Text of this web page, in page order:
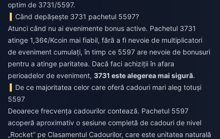
optim de 3731/5597.
Când depășește 3731 pachetul 5597?
Atunci când nu ai evenimente bonus active. Pachetul 3731
atinge 1,36¢/Kcoin mai fiabil, fără a fi nevoie de multiplicatori
de eveniment cumulați, în timp ce 5597 are nevoie de bonusuri
pentru a atinge paritatea. Dacă faci achiziții în afara
perioadelor de eveniment, 3731 este alegerea mai sigură.
De ce majoritatea celor care oferă cadouri mari aleg totuși
5597
Deoarece frecvența cadourilor contează. Pachetul 5597
acoperă aproximativ o sesiune completă de cadouri de nivel
„Rocket” pe Clasamentul Cadourilor, care este unitatea naturală